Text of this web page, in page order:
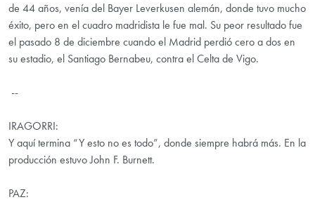
de 44 años, venía del Bayer Leverkusen alemán, donde tuvo mucho
éxito, pero en el cuadro madridista le fue mal. Su peor resultado fue
el pasado 8 de diciembre cuando el Madrid perdió cero a dos en
su estadio, el Santiago Bernabeu, contra el Celta de Vigo.
--
IRAGORRI:
Y aquí termina “Y esto no es todo”, donde siempre habrá más. En la
producción estuvo John F. Burnett.
PAZ: